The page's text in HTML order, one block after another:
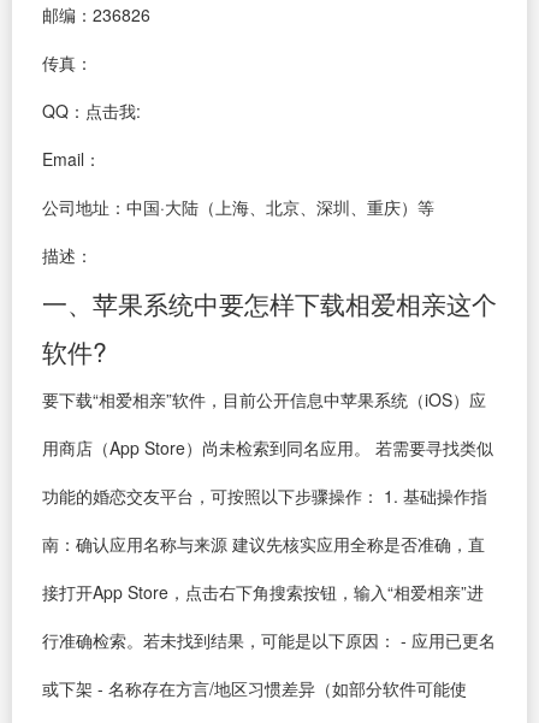
邮编：236826
传真：
QQ： 点击我:
Email：
公司地址：中国·大陆（上海、北京、深圳、重庆）等
描述：
一、苹果系统中要怎样下载相爱相亲这个
软件?
要下载“相爱相亲”软件，目前公开信息中苹果系统（iOS）应
用商店（App Store）尚未检索到同名应用。 若需要寻找类似
功能的婚恋交友平台，可按照以下步骤操作： 1. 基础操作指
南：确认应用名称与来源 建议先核实应用全称是否准确，直
接打开App Store，点击右下角搜索按钮，输入“相爱相亲”进
行准确检索。若未找到结果，可能是以下原因： - 应用已更名
或下架 - 名称存在方言/地区习惯差异（如部分软件可能使